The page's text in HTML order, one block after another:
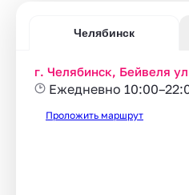
Челябинск
г. Челябинск, Бейвеля
Ежедневно
Проложить маршрут